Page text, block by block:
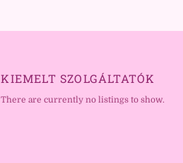
KIEMELT SZOLGÁLTATÓK
There are currently no listings to show.